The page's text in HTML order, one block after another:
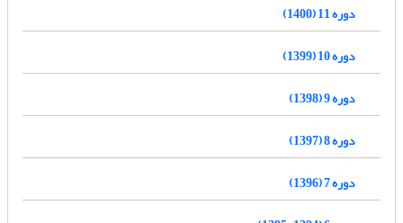
دوره 11 (1400)
دوره 10 (1399)
دوره 9 (1398)
دوره 8 (1397)
دوره 7 (1396)